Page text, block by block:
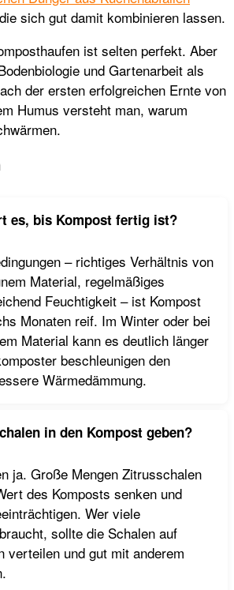
sich gut damit kombinieren lassen.
ist selten perfekt. Aber
und Gartenarbeit als
der ersten erfolgreichen Ernte von
Humus versteht man, warum
es, bis Kompost fertig ist?
– richtiges Verhältnis von
Material, regelmäßiges
Feuchtigkeit – ist Kompost
Monaten reif. Im Winter oder bei
Material kann es deutlich länger
beschleunigen den
Wärmedämmung.
in den Kompost geben?
ja. Große Mengen Zitrusschalen
des Komposts senken und
Wer viele
sollte die Schalen auf
verteilen und gut mit anderem